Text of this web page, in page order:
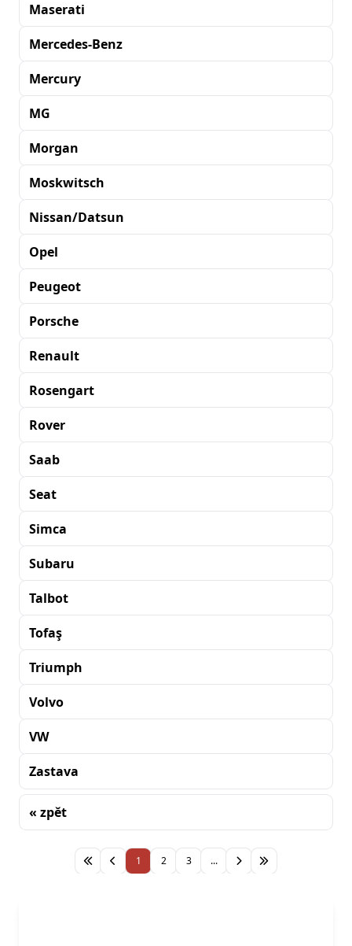
Maserati
Mercedes-Benz
Mercury
MG
Morgan
Moskwitsch
Nissan/Datsun
Opel
Peugeot
Porsche
Renault
Rosengart
Rover
Saab
Seat
Simca
Subaru
Talbot
Tofaş
Triumph
Volvo
VW
Zastava
« zpět
1 2 3 ...